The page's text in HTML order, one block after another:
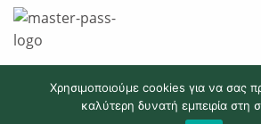
Χρησιμοποιούμε cookies για να σας
καλύτερη δυνατή εμπειρία στη